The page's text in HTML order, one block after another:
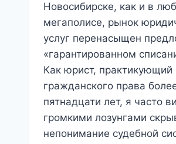
Новосибирске, как и в
мегаполисе, рынок
услуг перенасыщен
«гарантированном
Как юрист, практикующий
гражданского права
пятнадцати лет, я часто
громкими лозунгами
непонимание судебной